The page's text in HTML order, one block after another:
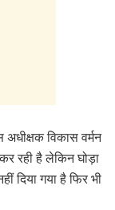
अधीक्षक विकास वर्मन
रही है लेकिन घोड़ा
दिया गया है फिर भी